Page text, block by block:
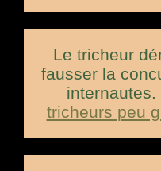
Le tricheur
fausser la
tricheurs peu